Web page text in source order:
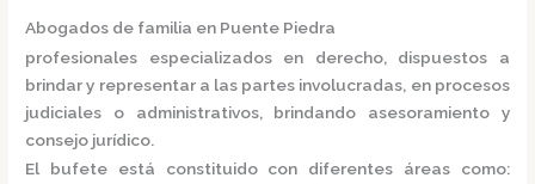
Abogados de familia en Puente Piedra
profesionales especializados en derecho, dispuestos a
brindar y representar a las partes involucradas, en procesos
judiciales o administrativos, brindando asesoramiento y
consejo jurídico.
El bufete está constituido con diferentes áreas como: